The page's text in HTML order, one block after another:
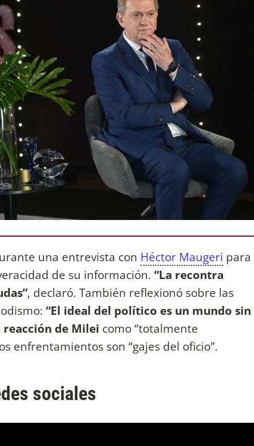
una entrevista con Héctor Maugeri para
de su información. “La recontra
, declaró. También reflexionó sobre las
“El ideal del político es un mundo sin
reacción de Milei como “totalmente
enfrentamientos son “gajes del oficio”.
sociales